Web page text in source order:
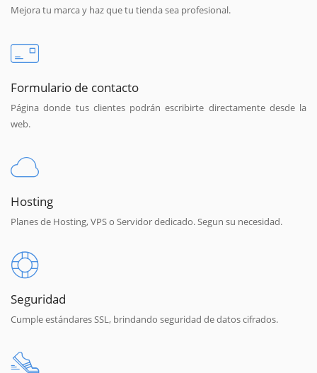
Mejora tu marca y haz que tu tienda sea profesional.
Formulario de contacto
Página donde tus clientes podrán escribirte directamente desde la
web.
Hosting
Planes de Hosting, VPS o Servidor dedicado. Segun su necesidad.
Seguridad
Cumple estándares SSL, brindando seguridad de datos cifrados.